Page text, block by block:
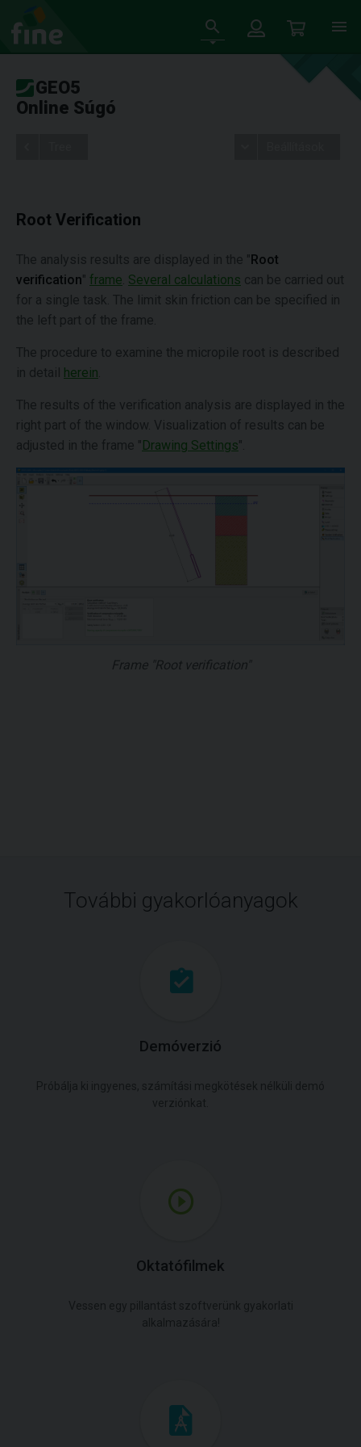
GEO5
Online Súgó
Root Verification
The analysis results are displayed in the "Root
verification" frame Several calculations can be carried out
for a single task. The limit skin friction can be specified in
the left part of the frame.
The procedure to examine the micropile root is described
in detail herein
The results of the verification analysis are displayed in the
right part of the window. Visualization of results can be
adjusted in the frame "Drawing Settings".
Frame "Root verification"
További gyakorlóanyagok
Demóverzió
Oktatófilmek